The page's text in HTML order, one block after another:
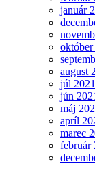
január
október
august
júl 2021
jún
máj
apríl
marec
február